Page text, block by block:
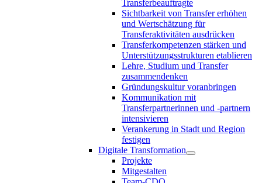
Transferbeauftragte
Sichtbarkeit von Transfer erhöhen
und Wertschätzung für
Transferaktivitäten ausdrücken
Transferkompetenzen stärken und
Unterstützungsstrukturen etablieren
Lehre, Studium und Transfer
zusammendenken
Gründungskultur voranbringen
Kommunikation mit
Transferpartnerinnen und -partnern
intensivieren
Verankerung in Stadt und Region
festigen
Digitale Transformation
Projekte
Mitgestalten